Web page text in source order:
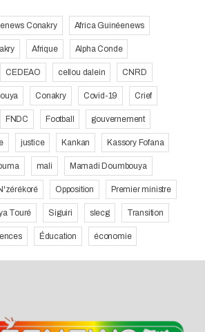
Conakry Africa Guinéenews
Afrique Alpha Conde
CEDEAO cellou dalein CNRD
Conakry Covid-19 Crief
FNDC Football gouvernement
justice Kankan Kassory Fofana
mali Mamadi Doumbouya
Opposition Premier ministre
Touré Siguiri slecg Transition
Éducation économie